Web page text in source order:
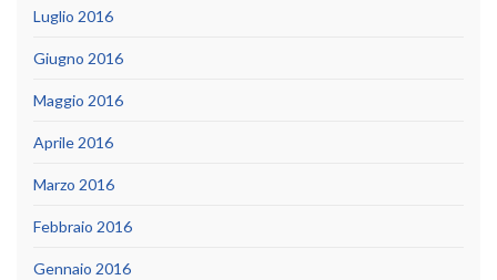
Luglio 2016
Giugno 2016
Maggio 2016
Aprile 2016
Marzo 2016
Febbraio 2016
Gennaio 2016